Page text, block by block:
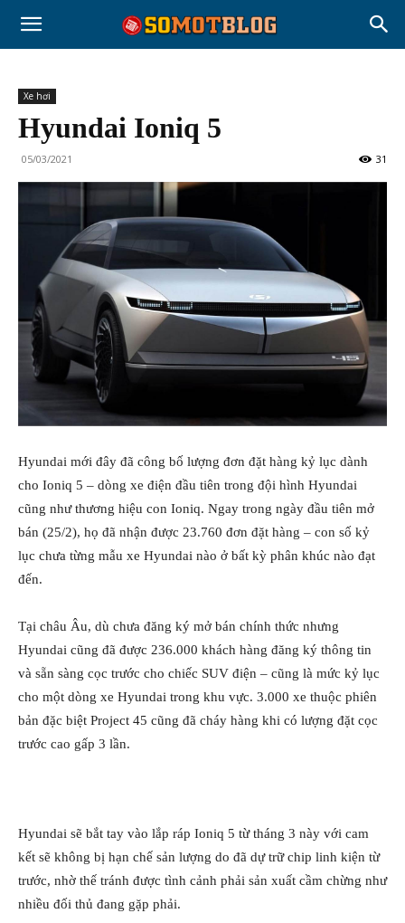
Xe hơi
Hyundai Ioniq 5
05/03/2021 31
Hyundai mới đây đã công bố lượng đơn đặt hàng kỷ lục dành
cho Ioniq 5 – dòng xe điện đầu tiên trong đội hình Hyundai
cũng như thương hiệu con Ioniq. Ngay trong ngày đầu tiên mở
bán (25/2), họ đã nhận được 23.760 đơn đặt hàng – con số kỷ
lục chưa từng mẫu xe Hyundai nào ở bất kỳ phân khúc nào đạt
đến.
Tại châu Âu, dù chưa đăng ký mở bán chính thức nhưng
Hyundai cũng đã được 236.000 khách hàng đăng ký thông tin
và sẵn sàng cọc trước cho chiếc SUV điện – cũng là mức kỷ lục
cho một dòng xe Hyundai trong khu vực. 3.000 xe thuộc phiên
bản đặc biệt Project 45 cũng đã cháy hàng khi có lượng đặt cọc
trước cao gấp 3 lần.
Hyundai sẽ bắt tay vào lắp ráp Ioniq 5 từ tháng 3 này với cam
kết sẽ không bị hạn chế sản lượng do đã dự trữ chip linh kiện từ
trước, nhờ thế tránh được tình cảnh phải sản xuất cầm chừng như
nhiều đối thủ đang gặp phải.